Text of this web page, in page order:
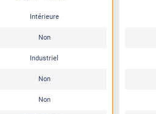
Intérieure
Non
Industriel
Non
Non